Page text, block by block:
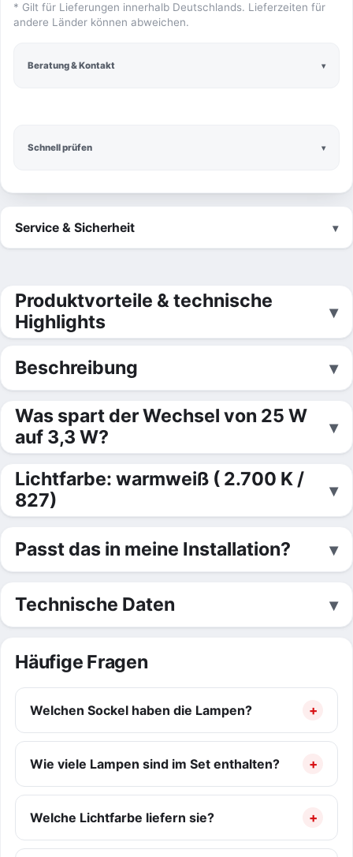
Schnell prüfen
* Gilt für Lieferungen innerhalb Deutschlands. Lieferzeiten für
andere Länder können abweichen.
Beratung & Kontakt
Service & Sicherheit
Produktvorteile & technische
Highlights
Beschreibung
Was spart der Wechsel von 25 W
auf 3,3 W?
Lichtfarbe: warmweiß ( 2.700 K /
827)
Passt das in meine Installation?
Technische Daten
Häufige Fragen
Welchen Sockel haben die Lampen?
Wie viele Lampen sind im Set enthalten?
Welche Lichtfarbe liefern sie?